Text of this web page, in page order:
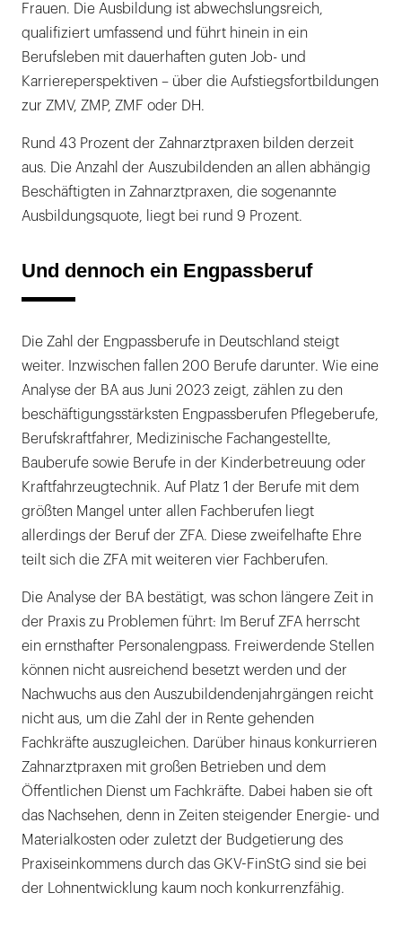
Frauen. Die Ausbildung ist abwechslungsreich,
qualifiziert umfassend und führt hinein in ein
Berufsleben mit dauerhaften guten Job- und
Karriereperspektiven – über die Aufstiegsfortbildungen
zur ZMV, ZMP, ZMF oder DH.
Rund 43 Prozent der Zahnarztpraxen bilden derzeit
aus. Die Anzahl der Auszubildenden an allen abhängig
Beschäftigten in Zahnarztpraxen, die sogenannte
Ausbildungsquote, liegt bei rund 9 Prozent.
Und dennoch ein Engpassberuf
Die Zahl der Engpassberufe in Deutschland steigt
weiter. Inzwischen fallen 200 Berufe darunter. Wie eine
Analyse der BA aus Juni 2023 zeigt, zählen zu den
beschäftigungsstärksten Engpassberufen Pflegeberufe,
Berufskraftfahrer, Medizinische Fachangestellte,
Bauberufe sowie Berufe in der Kinderbetreuung oder
Kraftfahrzeugtechnik. Auf Platz 1 der Berufe mit dem
größten Mangel unter allen Fachberufen liegt
allerdings der Beruf der ZFA. Diese zweifelhafte Ehre
teilt sich die ZFA mit weiteren vier Fachberufen.
Die Analyse der BA bestätigt, was schon längere Zeit in
der Praxis zu Problemen führt: Im Beruf ZFA herrscht
ein ernsthafter Personalengpass. Freiwerdende Stellen
können nicht ausreichend besetzt werden und der
Nachwuchs aus den Auszubildendenjahrgängen reicht
nicht aus, um die Zahl der in Rente gehenden
Fachkräfte auszugleichen. Darüber hinaus konkurrieren
Zahnarztpraxen mit großen Betrieben und dem
Öffentlichen Dienst um Fachkräfte. Dabei haben sie oft
das Nachsehen, denn in Zeiten steigender Energie- und
Materialkosten oder zuletzt der Budgetierung des
Praxiseinkommens durch das GKV-FinStG sind sie bei
der Lohnentwicklung kaum noch konkurrenzfähig.